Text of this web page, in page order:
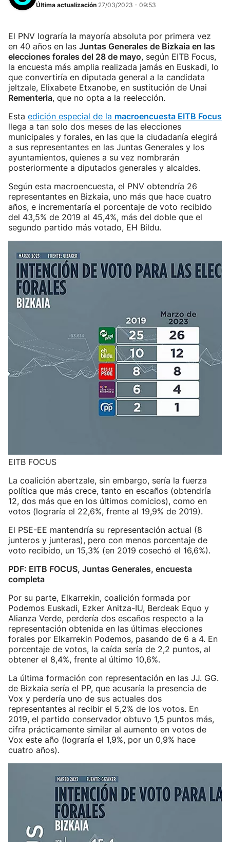
Última actualización 27/03/2023 - 09:53
El PNV lograría la mayoría absoluta por primera vez
en 40 años en las Juntas Generales de Bizkaia en las
elecciones forales del 28 de mayo, según EITB Focus,
la encuesta más amplia realizada jamás en Euskadi, lo
que convertiría en diputada general a la candidata
jeltzale, Elixabete Etxanobe, en sustitución de Unai
Rementeria, que no opta a la reelección.
Esta edición especial de la macroencuesta EITB Focus
llega a tan solo dos meses de las elecciones
municipales y forales, en las que la ciudadanía elegirá
a sus representantes en las Juntas Generales y los
ayuntamientos, quienes a su vez nombrarán
posteriormente a diputados generales y alcaldes.
Según esta macroencuesta, el PNV obtendría 26
representantes en Bizkaia, uno más que hace cuatro
años, e incrementaría el porcentaje de voto recibido
del 43,5% de 2019 al 45,4%, más del doble que el
segundo partido más votado, EH Bildu.
EITB FOCUS
La coalición abertzale, sin embargo, sería la fuerza
política que más crece, tanto en escaños (obtendría
12, dos más que en los últimos comicios), como en
votos (lograría el 22,6%, frente al 19,9% de 2019).
El PSE-EE mantendría su representación actual (8
junteros y junteras), pero con menos porcentaje de
voto recibido, un 15,3% (en 2019 cosechó el 16,6%).
PDF: EITB FOCUS, Juntas Generales, encuesta
completa
Por su parte, Elkarrekin, coalición formada por
Podemos Euskadi, Ezker Anitza-IU, Berdeak Equo y
Alianza Verde, perdería dos escaños respecto a la
representación obtenida en las últimas elecciones
forales por Elkarrekin Podemos, pasando de 6 a 4. En
porcentaje de votos, la caída sería de 2,2 puntos, al
obtener el 8,4%, frente al último 10,6%.
La última formación con representación en las JJ. GG.
de Bizkaia sería el PP, que acusaría la presencia de
Vox y perdería uno de sus actuales dos
representantes al recibir el 5,2% de los votos. En
2019, el partido conservador obtuvo 1,5 puntos más,
cifra prácticamente similar al aumento en votos de
Vox este año (lograría el 1,9%, por un 0,9% hace
cuatro años).